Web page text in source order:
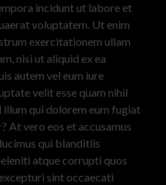
incidunt ut labore et
voluptatem. Ut enim
exercitationem ullam
nisi ut aliquid ex ea
autem vel eum iure
velit esse quam nihil
illum qui dolorem eum fugiat
At vero eos et accusamus
qui blanditiis
atque corrupti quos
sint occaecati